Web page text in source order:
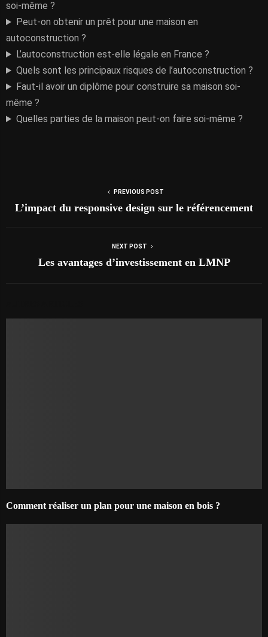
soi-même ?
Peut-on obtenir un prêt pour une maison en
autoconstruction ?
L’autoconstruction est-elle légale en France ?
Quels sont les principaux risques de l’autoconstruction ?
Faut-il avoir un diplôme pour construire sa maison soi-
même ?
Quelles parties de la maison peut-on faire soi-même ?
PREVIOUS POST
L’impact du responsive design sur le référencement
NEXT POST
Les avantages d’investissement en LMNP
Comment réaliser un plan pour une maison en bois ?